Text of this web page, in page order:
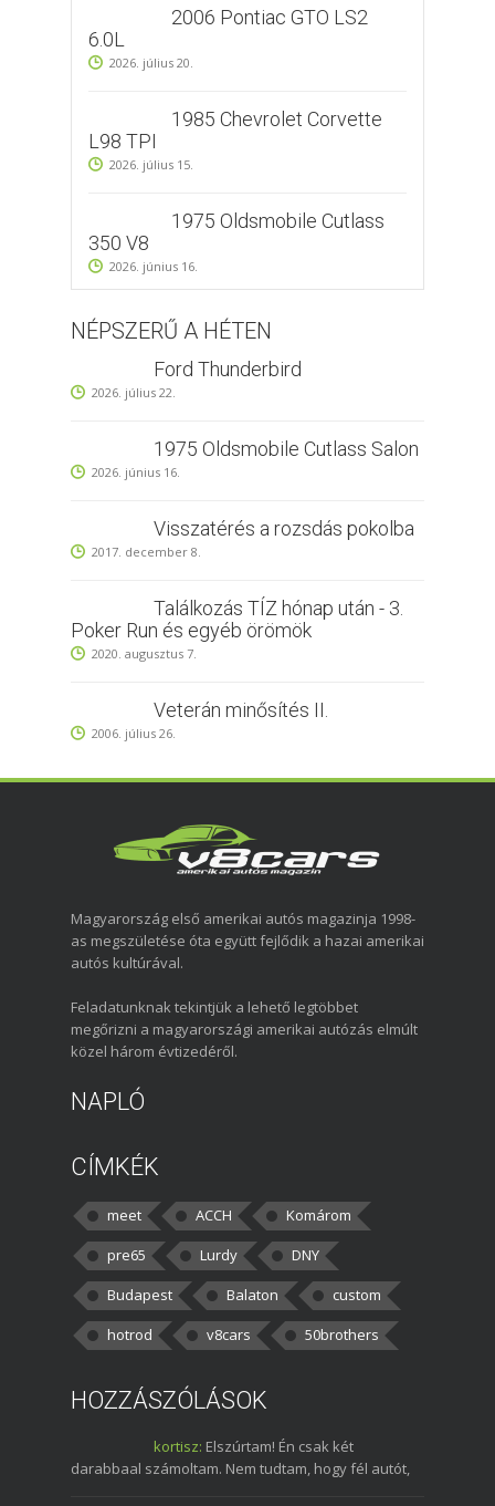
2006 Pontiac GTO LS2
6.0L
2026. július 20.
1985 Chevrolet Corvette
L98 TPI
2026. július 15.
1975 Oldsmobile Cutlass
350 V8
2026. június 16.
NÉPSZERŰ A HÉTEN
Ford Thunderbird
2026. július 22.
1975 Oldsmobile Cutlass Salon
2026. június 16.
Visszatérés a rozsdás pokolba
2017. december 8.
Találkozás TÍZ hónap után - 3.
Poker Run és egyéb örömök
2020. augusztus 7.
Veterán minősítés II.
2006. július 26.
Magyarország első amerikai autós magazinja 1998-
as megszületése óta együtt fejlődik a hazai amerikai
autós kultúrával.
Feladatunknak tekintjük a lehető legtöbbet
megőrizni a magyarországi amerikai autózás elmúlt
közel három évtizedéről.
NAPLÓ
CÍMKÉK
meet ACCH
Komárom
pre65
Lurdy
DNY
Budapest
Balaton
custom
hotrod
v8cars 50brothers
HOZZÁSZÓLÁSOK
kortisz: Elszúrtam! Én csak két
darabbaal számoltam. Nem tudtam, hogy fél autót,